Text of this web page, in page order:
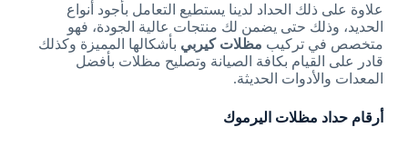
علاوة على ذلك الحداد لدينا يستطيع التعامل بأجود أنواع
الحديد، وذلك حتى يضمن لك منتجات عالية الجودة، فهو
متخصص في تركيب مظلات كيربي بأشكالها المميزة وكذلك
قادر على القيام بكافة الصيانة وتصليح مظلات بأفضل
المعدات والأدوات الحديثة.
أرقام حداد مظلات اليرموك